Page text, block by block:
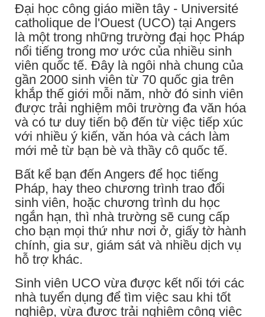
Đại học công giáo miền tây - Université
catholique de l'Ouest (UCO) tại Angers
là một trong những trường đại học Pháp
nổi tiếng trong mơ ước của nhiều sinh
viên quốc tế. Đây là ngôi nhà chung của
gần 2000 sinh viên từ 70 quốc gia trên
khắp thế giới mỗi năm, nhờ đó sinh viên
được trải nghiệm môi trường đa văn hóa
và có tư duy tiến bộ đến từ việc tiếp xúc
với nhiều ý kiến, văn hóa và cách làm
mới mẻ từ bạn bè và thầy cô quốc tế.
Bất kể bạn đến Angers để học tiếng
Pháp, hay theo chương trình trao đổi
sinh viên, hoặc chương trình du học
ngắn hạn, thì nhà trường sẽ cung cấp
cho bạn mọi thứ như nơi ở, giấy tờ hành
chính, gia sư, giám sát và nhiều dịch vụ
hỗ trợ khác.
Sinh viên UCO vừa được kết nối tới các
nhà tuyển dụng để tìm việc sau khi tốt
nghiệp, vừa được trải nghiệm công việc